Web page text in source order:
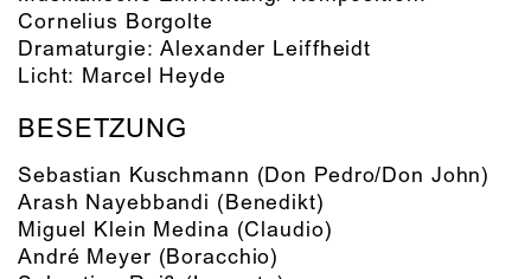
Cornelius Borgolte
Dramaturgie:Alexander Leiffheidt
Licht: Marcel Heyde
BESETZUNG
Sebastian Kuschmann (Don Pedro/Don John)
Arash Nayebbandi (Benedikt)
Miguel Klein Medina (Claudio)
André Meyer (Boracchio)